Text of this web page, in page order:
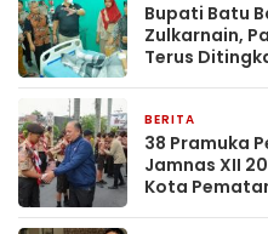
Bupati Batu
Zulkarnain,
Terus
BERITA
38 Pramuka
Jamnas XII
Kota